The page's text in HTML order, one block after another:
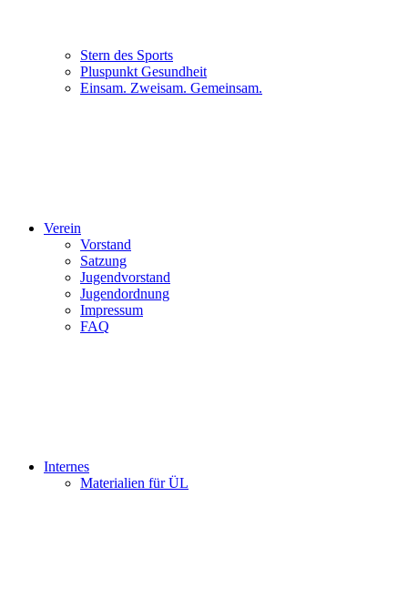
Stern des Sports
Pluspunkt Gesundheit
Einsam. Zweisam. Gemeinsam.
Verein
Vorstand
Satzung
Jugendvorstand
Jugendordnung
Impressum
FAQ
Internes
Materialien für ÜL